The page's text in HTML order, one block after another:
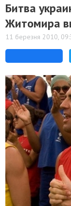
Битва
Житомира
11 березня 2010,